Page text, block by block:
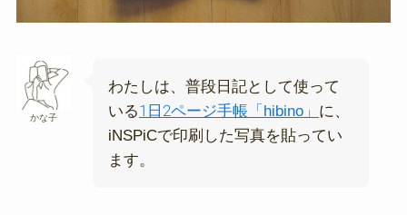
かな子
わたしは、普段日記として使って
いる1日2ページ手帳「hibino」 に、
iNSPiCで印刷した写真を貼ってい
ます。